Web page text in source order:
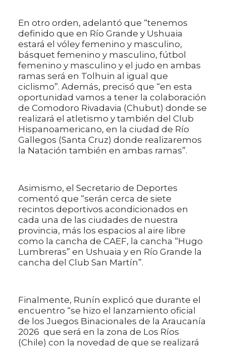
En otro orden, adelantó que “tenemos
definido que en Río Grande y Ushuaia
estará el vóley femenino y masculino,
básquet femenino y masculino, fútbol
femenino y masculino y el judo en ambas
ramas será en Tolhuin al igual que
ciclismo”. Además, precisó que “en esta
oportunidad vamos a tener la colaboración
de Comodoro Rivadavia (Chubut) donde se
realizará el atletismo y también del Club
Hispanoamericano, en la ciudad de Río
Gallegos (Santa Cruz) donde realizaremos
la Natación también en ambas ramas”.
Asimismo, el Secretario de Deportes
comentó que “serán cerca de siete
recintos deportivos acondicionados en
cada una de las ciudades de nuestra
provincia, más los espacios al aire libre
como la cancha de CAEF, la cancha “Hugo
Lumbreras” en Ushuaia y en Río Grande la
cancha del Club San Martín”.
Finalmente, Runín explicó que durante el
encuentro “se hizo el lanzamiento oficial
de los Juegos Binacionales de la Araucanía
2026 que será en la zona de Los Ríos
(Chile) con la novedad de que se realizará